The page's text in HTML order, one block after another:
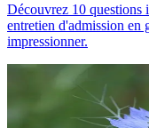
Découvrez 10 questions
entretien d'admission en
impressionner.